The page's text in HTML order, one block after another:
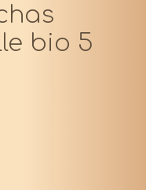
bio 5